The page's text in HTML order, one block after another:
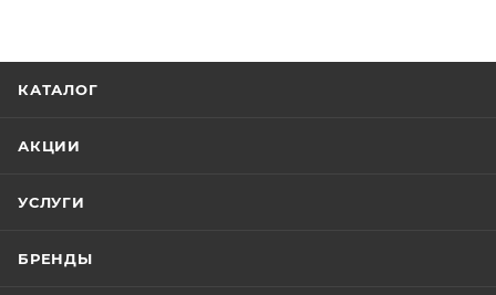
КАТАЛОГ
АКЦИИ
УСЛУГИ
БРЕНДЫ